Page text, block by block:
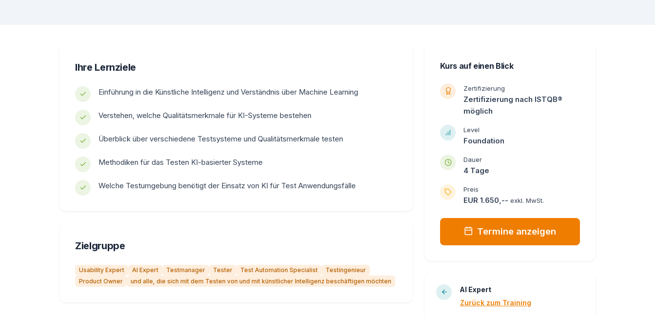
Ihre Lernziele
Einführung in die Künstliche Intelligenz und Verständnis über Machine Learning
Verstehen, welche Qualitätsmerkmale für KI-Systeme bestehen
Überblick über verschiedene Testsysteme und Qualitätsmerkmale testen
Methodiken für das Testen KI-basierter Systeme
Welche Testumgebung benötigt der Einsatz von KI für Test Anwendungsfälle
Zielgruppe
Usability Expert AI Expert Testmanager Tester Test Automation Specialist
Testingenieur
Product Owner
und alle, die sich mit dem Testen von und mit künstlicher Intelligenz beschäftigen möchten
Kurs auf einen Blick
Zertifizierung
Zertifizierung nach ISTQB®
möglich
Level
Foundation
Dauer
4 Tage
Preis
EUR 1.650,--exkl. MwSt.
Termine anzeigen
AI Expert
Zurück zum Training